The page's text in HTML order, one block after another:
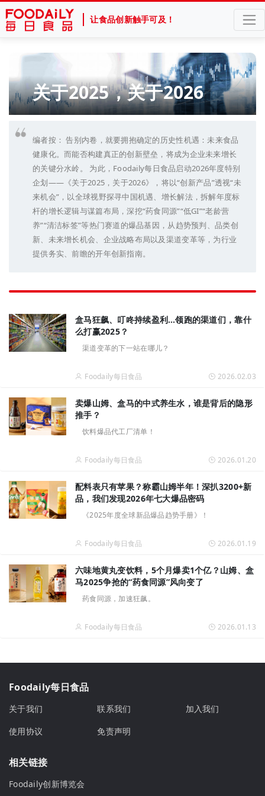
让食品创新触手可及！
关于2025，关于2026
编者按： 告别内卷，就要拥抱确定的历史性机遇：未来食品
健康化。而能否构建真正的创新壁垒，将成为企业未来增长
的关键分水岭。 为此，Foodaily每日食品启动2026年度特别
企划——《关于2025，关于2026》，将以“创新产品”透视“未
来机会”，以全球视野探寻中国机遇、增长解法，拆解年度标
杆的增长逻辑与谋篇布局，深挖“药食同源”“低GI”“老龄营
养”“清洁标签”等热门赛道的爆品基因，从趋势预判、品类创
新、未来增长机会、企业战略布局以及渠道变革等，为行业
提供务实、前瞻的开年创新指南。
盒马狂飙、叮咚持续盈利…领跑的渠道们，靠什
么打赢2025？
渠道变革的下一站在哪儿？
Foodaily每日食品 2026.02.03
卖爆山姆、盒马的中式养生水，谁是背后的隐形
推手？
饮料爆品代工厂清单！
Foodaily每日食品 2026.01.20
配料表只有苹果？称霸山姆半年！深扒3200+新
品，我们发现2026年七大爆品密码
《2025年度全球新品爆品趋势手册》！
Foodaily每日食品 2026.01.19
六味地黄丸变饮料，5个月爆卖1个亿？山姆、盒
马2025争抢的“药食同源”风向变了
药食同源，加速狂飙。
Foodaily每日食品 2026.01.13
Foodaily每日食品
关于我们 联系我们
加入我们
使用协议
免责声明
相关链接
Foodaily创新博览会